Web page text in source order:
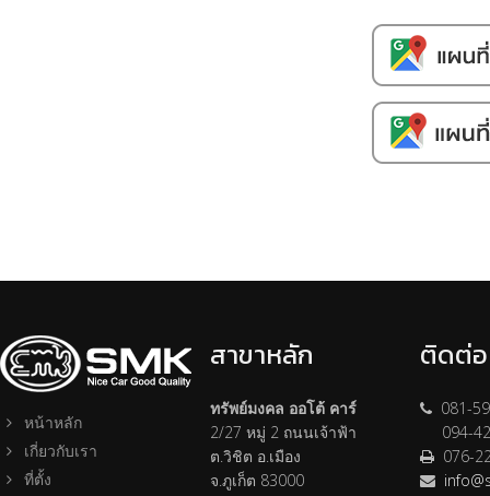
หน้าหลัก
เกี่ยวกับเรา
ที่ตั้ง
สาขาหลัก
ทรัพย์มงคล ออโต้ คาร์
2/27 หมู่ 2 ถนนเจ้าฟ้า
ต.วิชิต อ.เมือง
จ.ภูเก็ต 83000
ติดต่
081-
094-
076-